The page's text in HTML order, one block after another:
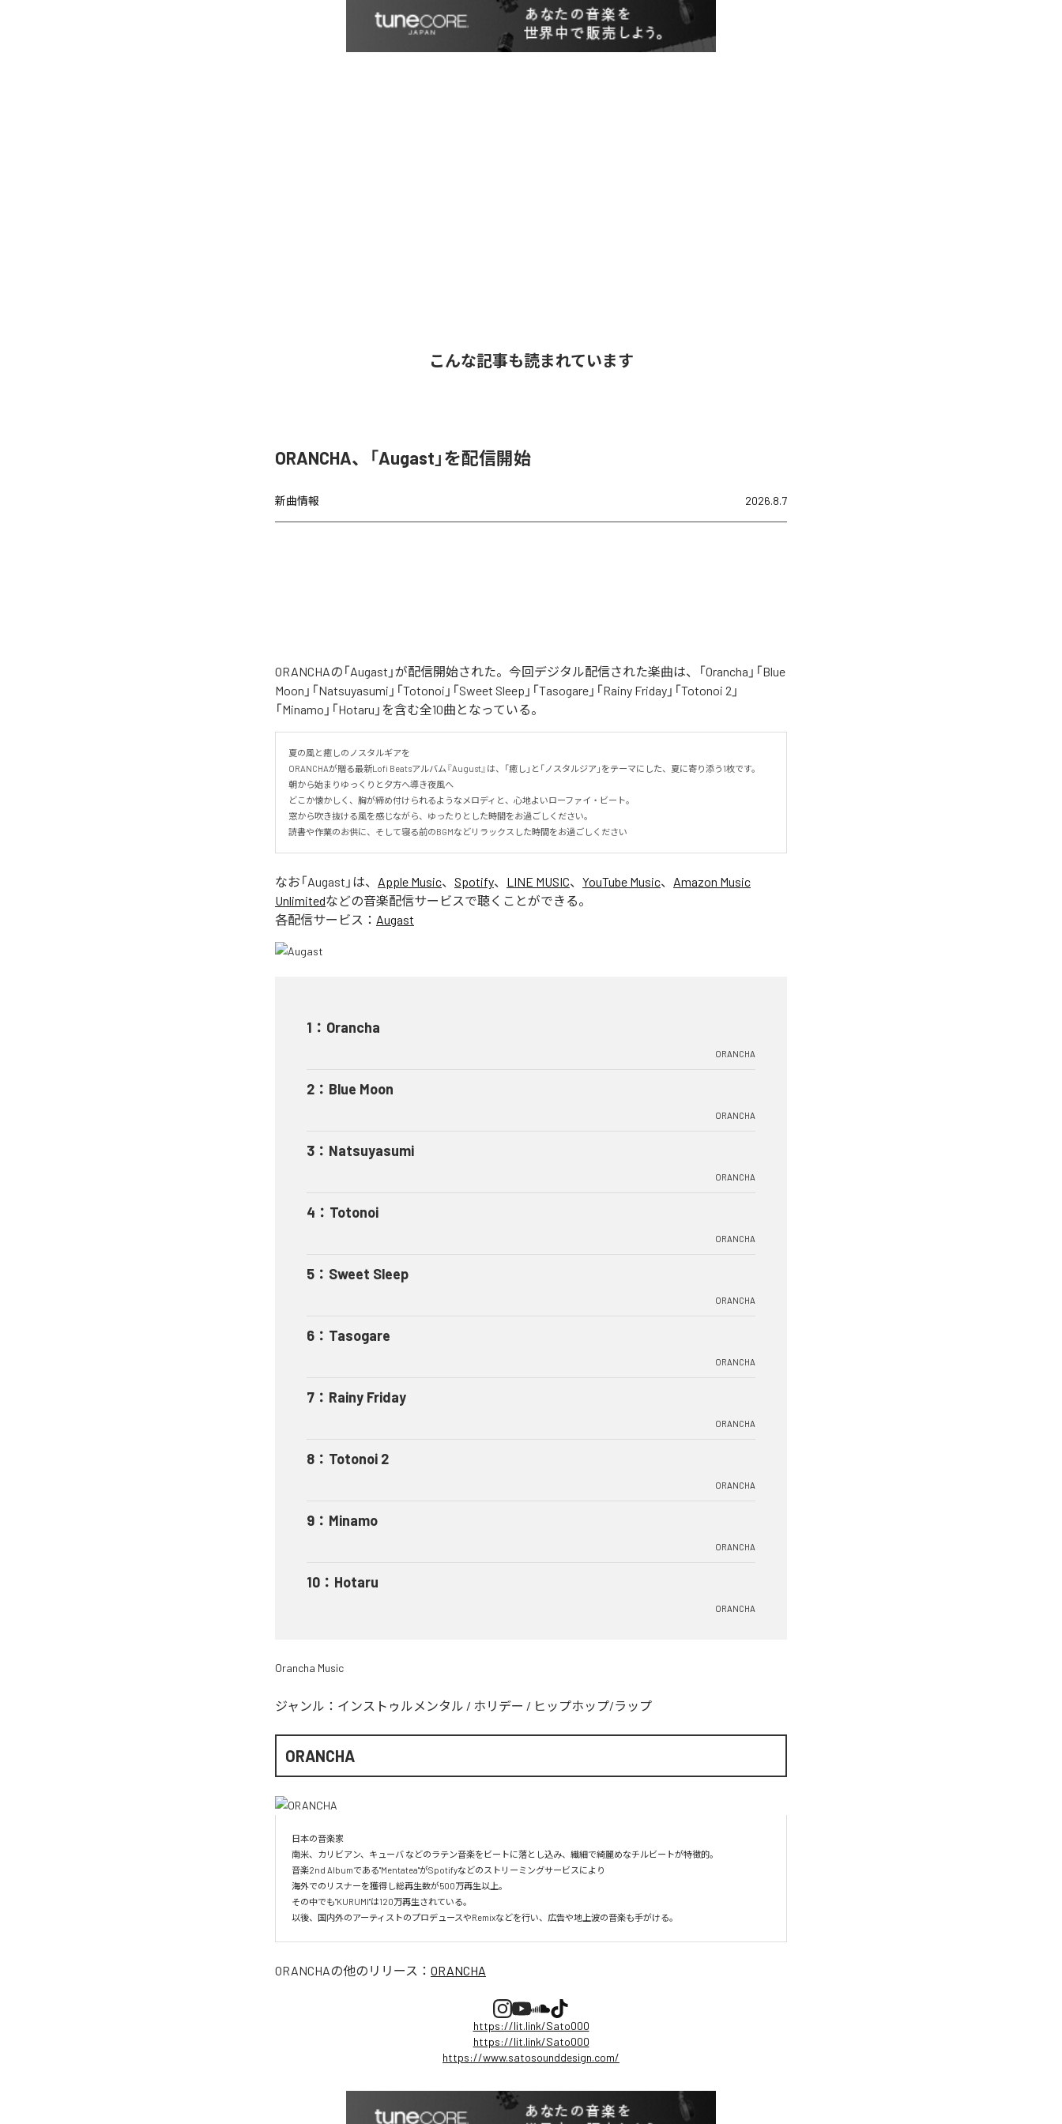
こんな記事も読まれています
ORANCHA、「Augast」を配信開始
新曲情報 2026.8.7
ORANCHAの「Augast」が配信開始された。今回デジタル配信された楽曲は、「Orancha」「Blue
Moon」「Natsuyasumi」「Totonoi」「Sweet Sleep」「Tasogare」「Rainy Friday」「Totonoi 2」
「Minamo」「Hotaru」を含む全10曲となっている。
夏の風と癒しのノスタルギアを
ORANCHAが贈る最新Lofi Beatsアルバム『August』は、「癒し」と「ノスタルジア」をテーマにした、夏に寄り添う1枚です。
朝から始まりゆっくりと夕方へ導き夜風へ
どこか懐かしく、胸が締め付けられるようなメロディと、心地よいローファイ・ビート。
窓から吹き抜ける風を感じながら、ゆったりとした時間をお過ごしください。
読書や作業のお供に、そして寝る前のBGMなどリラックスした時間をお過ごしください
なお「Augast 」は、 Apple Music、 Spotify、 LINE MUSIC、 YouTube Music、 Amazon Music
Unlimitedなどの音楽配信サービスで聴くことができる。
各配信サービス： Augast
1 ： Orancha
ORANCHA
2 ： Blue Moon
ORANCHA
3 ： Natsuyasumi
ORANCHA
4 ： Totonoi
ORANCHA
5 ： Sweet Sleep
ORANCHA
6 ： Tasogare
ORANCHA
7 ： Rainy Friday
ORANCHA
8 ： Totonoi 2
ORANCHA
9 ： Minamo
ORANCHA
10 ： Hotaru
ORANCHA
Orancha Music
ジャンル： インストゥルメンタル / ホリデー / ヒップホップ/ラップ
ORANCHA
日本の音楽家
南米、カリビアン、キューバ などのラテン音楽をビートに落とし込み、繊細で綺麗めなチルビートが特徴的。
音楽2nd Albumである"Mentatea"がSpotifyなどのストリーミングサービスにより
海外でのリスナーを獲得し総再生数が500万再生以上。
その中でも"KURUMI"は120万再生されている。
以後、国内外のアーティストのプロデュースやRemixなどを行い、広告や地上波の音楽も手がける。
ORANCHAの他のリリース： ORANCHA
https://lit.link/Sato000
https://lit.link/Sato000
https://www.satosounddesign.com/